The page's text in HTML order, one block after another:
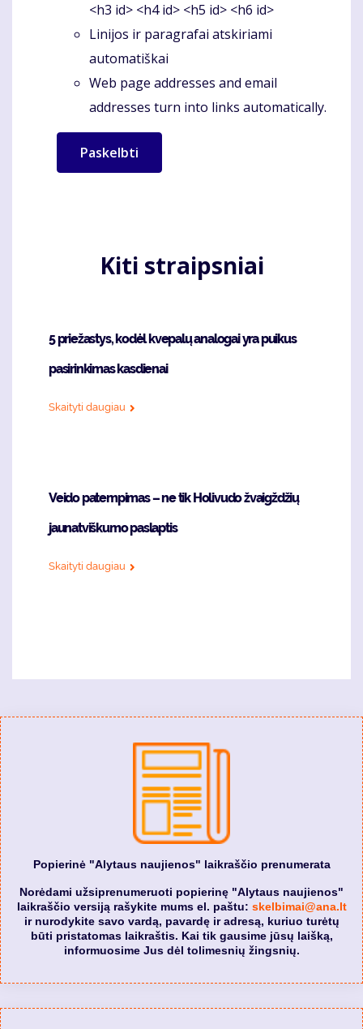
<h3 id> <h4 id> <h5 id> <h6 id>
Linijos ir paragrafai atskiriami
automatiškai
Web page addresses and email
addresses turn into links automatically.
Kiti straipsniai
5 priežastys, kodėl kvepalų analogai yra puikus
pasirinkimas kasdienai
Skaityti daugiau
Veido patempimas – ne tik Holivudo žvaigždžių
jaunatviškumo paslaptis
Skaityti daugiau
Popierinė "Alytaus naujienos" laikraščio prenumerata
Norėdami užsiprenumeruoti popierinę "Alytaus naujienos"
laikraščio versiją rašykite mums el. paštu: skelbimai@ana.lt
ir nurodykite savo vardą, pavardę ir adresą, kuriuo turėtų
būti pristatomas laikraštis. Kai tik gausime jūsų laišką,
informuosime Jus dėl tolimesnių žingsnių.